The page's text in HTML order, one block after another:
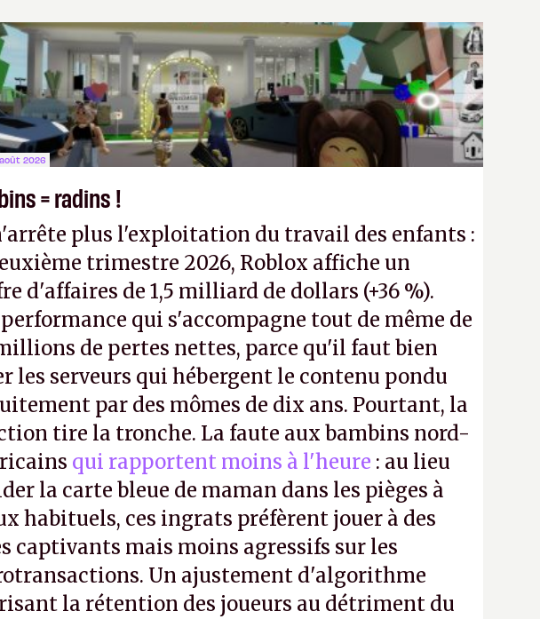
2026
= radins !
plus l'exploitation du travail des enfants :
trimestre 2026, Roblox affiche un
d'affaires de 1,5 milliard de dollars (+36 %).
qui s'accompagne tout de même de
de pertes nettes, parce qu'il faut bien
les serveurs qui hébergent le contenu pondu
par des mômes de dix ans. Pourtant, la
tire la tronche. La faute aux bambins nord-
qui rapportent moins à l'heure : au lieu
la carte bleue de maman dans les pièges à
habituels, ces ingrats préfèrent jouer à des
captivants mais moins agressifs sur les
Un ajustement d'algorithme
la rétention des joueurs au détriment du